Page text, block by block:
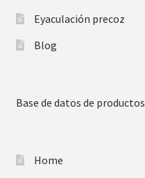
Eyaculación precoz
Blog
Base de datos de productos
Home